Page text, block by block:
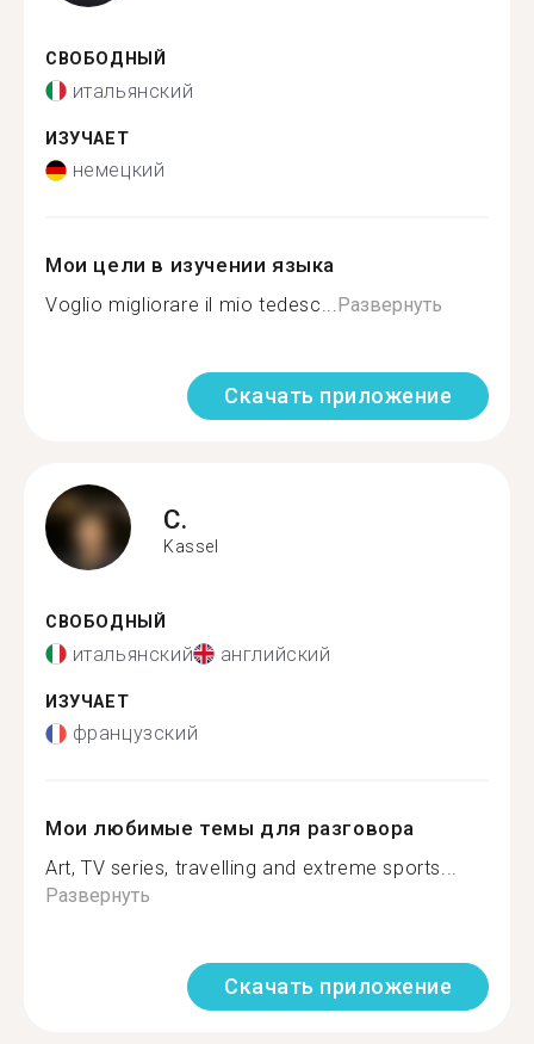
СВОБОДНЫЙ
итальянский
ИЗУЧАЕТ
немецкий
Мои цели в изучении языка
Voglio migliorare il mio tedesc...Развернуть
Скачать приложение
C.
Kassel
СВОБОДНЫЙ
итальянский английский
ИЗУЧАЕТ
французский
Мои любимые темы для разговора
Art, TV series, travelling and extreme sports...
Развернуть
Скачать приложение